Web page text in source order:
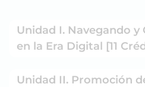
Unidad I. Navegando
en la Era Digital [11
Unidad II. Promoción